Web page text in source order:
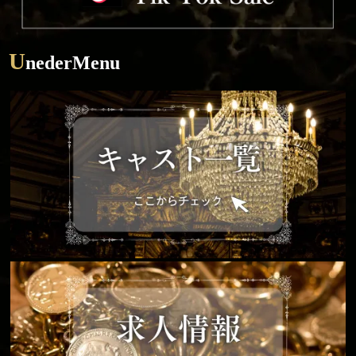
UnederMenu